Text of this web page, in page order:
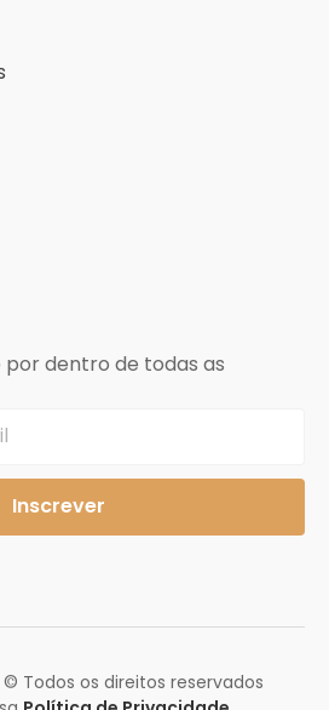
dentro de todas as
Inscrever
© Todos os direitos reservados